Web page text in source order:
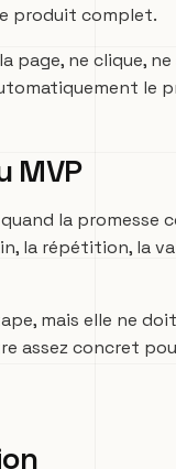
produit complet.
page, ne clique,
le
MVP
la promesse
la répétition, la
mais elle ne
assez concret